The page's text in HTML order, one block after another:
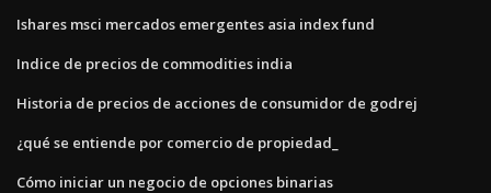
Ishares msci mercados emergentes asia index fund
Indice de precios de commodities india
Historia de precios de acciones de consumidor de godrej
¿qué se entiende por comercio de propiedad_
Cómo iniciar un negocio de opciones binarias